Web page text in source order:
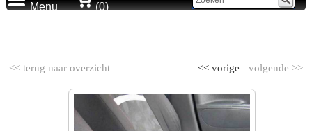
Menu (0)
<< terug naar overzicht volgende >>
<< vorige